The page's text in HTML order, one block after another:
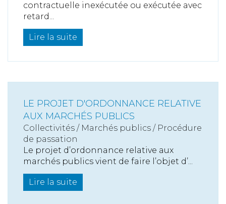
contractuelle inexécutée ou exécutée avec
retard...
Lire la suite
LE PROJET D'ORDONNANCE RELATIVE
AUX MARCHÉS PUBLICS
Collectivités / Marchés publics / Procédure
de passation
Le projet d’ordonnance relative aux
marchés publics vient de faire l’objet d’...
Lire la suite